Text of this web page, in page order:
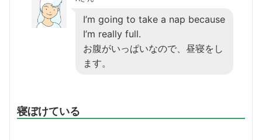
I’m going to take a nap because
I’m really full.
お腹がいっぱいなので、昼寝をし
ます。
寝ぼけている